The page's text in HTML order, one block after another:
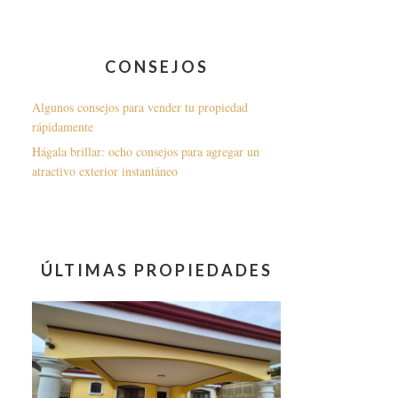
CONSEJOS
Algunos consejos para vender tu propiedad
rápidamente
Hágala brillar: ocho consejos para agregar un
atractivo exterior instantáneo
ÚLTIMAS PROPIEDADES